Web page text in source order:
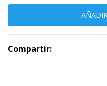
Compartir: